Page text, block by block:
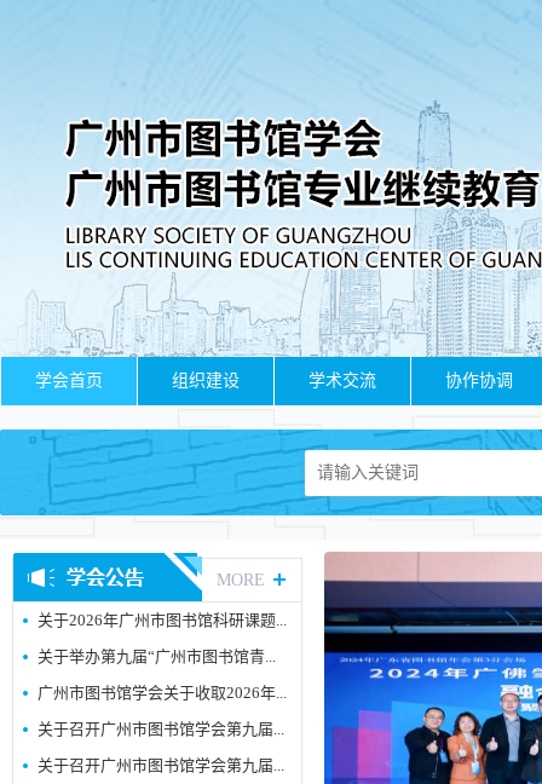
学会首页 组织建设 学术交流 协作协调
MORE
关于2026年广州市图书馆科研课题...
关于举办第九届“广州市图书馆青...
广州市图书馆学会关于收取2026年...
关于召开广州市图书馆学会第九届...
关于召开广州市图书馆学会第九届...